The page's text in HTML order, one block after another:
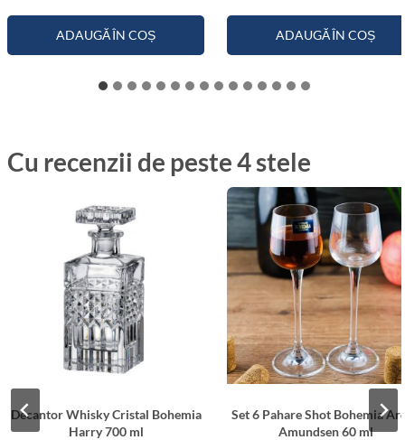
ADAUGĂ ÎN COȘ ADAUGĂ ÎN COȘ
Cu recenzii de peste 4 stele
Decantor Whisky Cristal Bohemia
Harry 700 ml
Set 6 Pahare Shot Bohemia
Amundsen 60 ml